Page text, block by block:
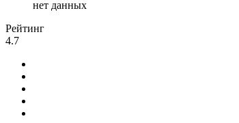
нет данных
Рейтинг
4.7